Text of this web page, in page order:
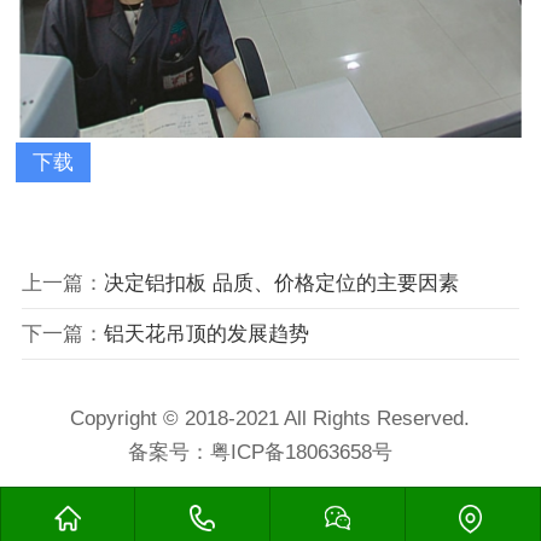
下载
上一篇： 决定铝扣板 品质、价格定位的主要因素
下一篇： 铝天花吊顶的发展趋势
Copyright © 2018-2021 All Rights Reserved.
备案号： 粤ICP备18063658号